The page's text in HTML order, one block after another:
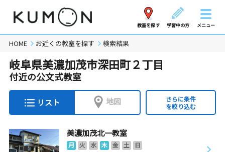
教室を探す 学習中の方 メニュー
HOME お近くの教室を探す 検索結果
岐阜県美濃加茂市深田町２丁目
付近の公文式教室
リスト 地図
さらに条件
を絞り込む
美濃加茂北一教室
月 火 水 木 金 土
日